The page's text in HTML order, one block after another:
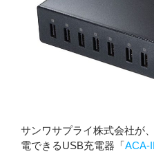
サンワサプライ株式会社が
電できるUSB充電器「ACA-